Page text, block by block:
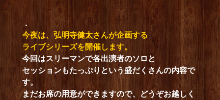
．
今夜は、弘明寺健太さんが企画する
ライブシリーズを開催します。
今回はスリーマンで各出演者のソロと
セッションもたっぷりという盛だくさんの内容で
す。
まだお席の用意ができますので、どうぞお越しく